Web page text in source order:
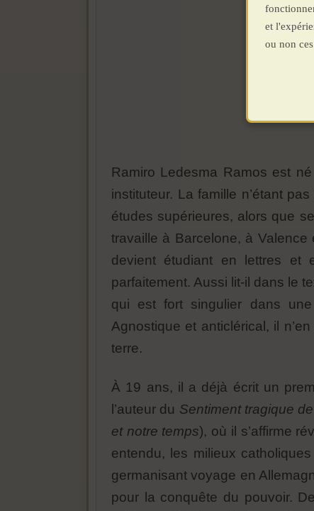
Ramiro Ledesma Ramos est
instituteur. La famille n’étant
études supérieures, alors que
travaille à Barcelone, à
devient étudiant en lettres et
parfaitement. Aussi lit-il dans le
qui est fort singulier dans une
Agnostique et anticlérical, il
terre.
À 19 ans, il a déjà écrit un
l’auteur du Sentiment tragique
et notre temps), où il s’affirme
entendu, les milieux
germanisant voyage en
pour la conquête du pouvoir.
et
ou non